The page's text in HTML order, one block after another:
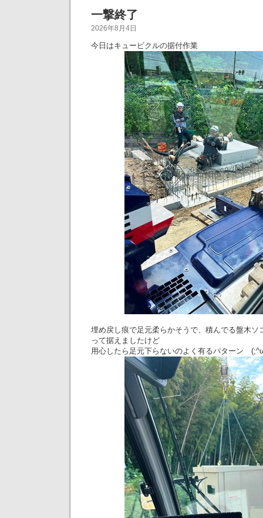
一撃終了
2026年8月4日
今日はキュービクルの据付作業
埋め戻し痕で足元柔らかそうで、積んでる盤木ソ
って据えましたけど
用心したら足元下らないのよく有るパターン